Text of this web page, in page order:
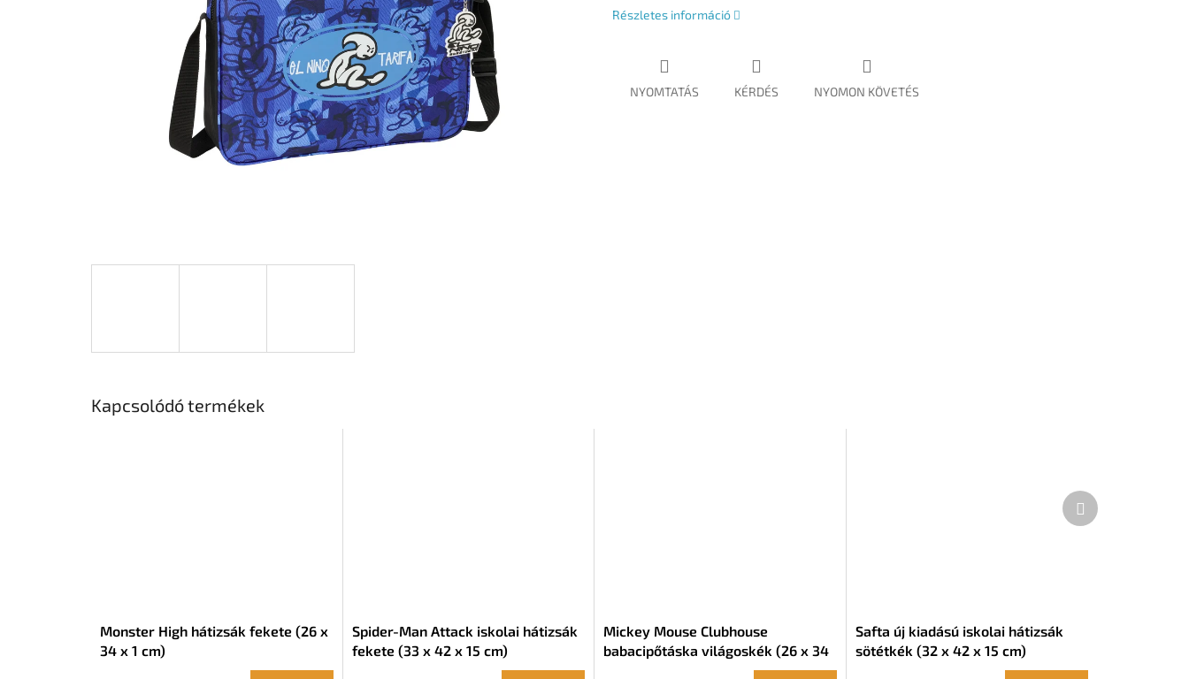
Részletes információ
NYOMTATÁS KÉRDÉS NYOMON KÖVETÉS
Kapcsolódó termékek
Monster High hátizsák fekete (26 x
34 x 1 cm)
Spider-Man Attack iskolai hátizsák
fekete (33 x 42 x 15 cm)
Mickey Mouse Clubhouse
babacipőtáska világoskék (26 x 34
Safta új kiadású iskolai hátizsák
sötétkék (32 x 42 x 15 cm)
Következő
termék